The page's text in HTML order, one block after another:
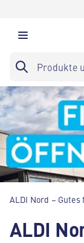
ALDI Nord – Gutes
ALDI